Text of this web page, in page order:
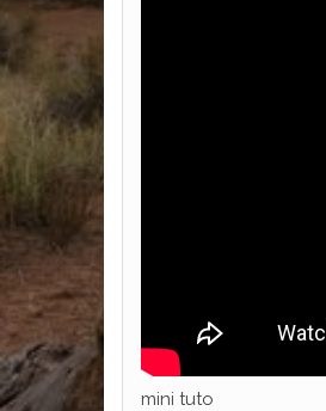
mini tuto